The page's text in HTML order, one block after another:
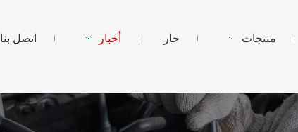
منتجات حار أخبار اتصل بنا